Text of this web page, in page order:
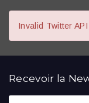
Invalid Twitter
Recevoir la